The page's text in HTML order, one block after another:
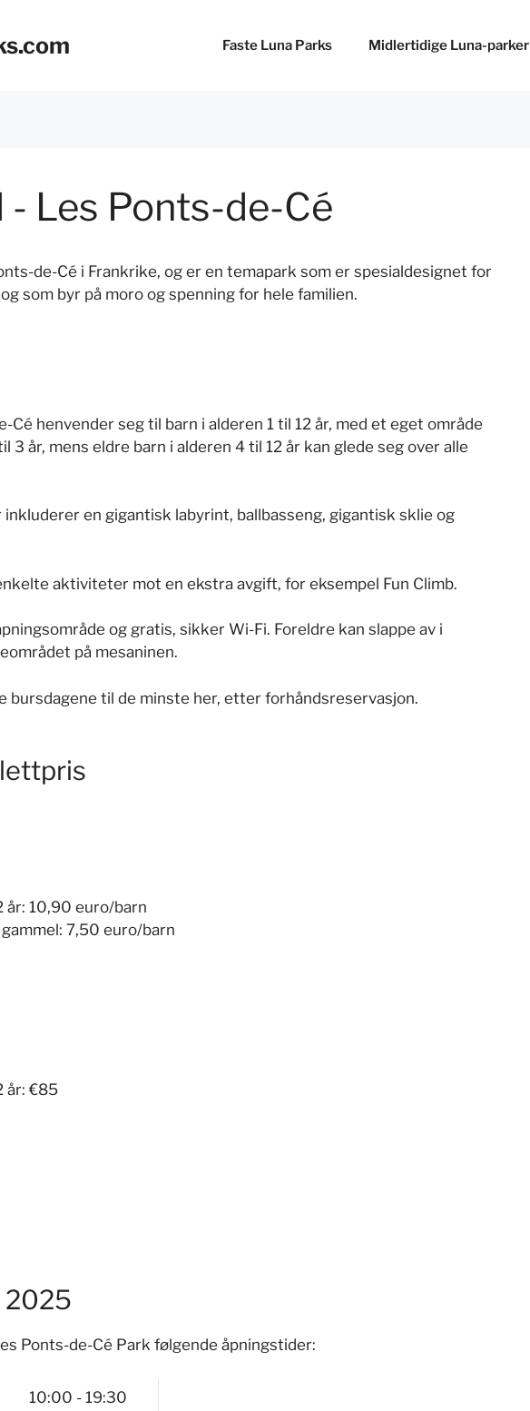
Faste Luna Parks Midlertidige Luna-parker
- Les Ponts-de-Cé
de-Cé i Frankrike, og er en temapark som er spesialdesignet for
som byr på moro og spenning for hele familien.
Cé henvender seg til barn i alderen 1 til 12 år, med et eget område
3 år, mens eldre barn i alderen 4 til 12 år kan glede seg over alle
en gigantisk labyrint, ballbasseng, gigantisk sklie og
aktiviteter mot en ekstra avgift, for eksempel Fun Climb.
og gratis, sikker Wi-Fi. Foreldre kan slappe av i
på mesaninen.
bursdagene til de minste her, etter forhåndsreservasjon.
år: 10,90 euro/barn
7,50 euro/barn
år:€85
2025
Ponts-de-Cé Park følgende åpningstider:
10:00 - 19:30